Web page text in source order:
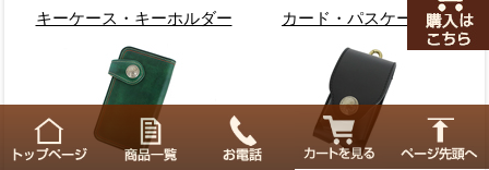
キーケース・キーホルダー カード・パスケース